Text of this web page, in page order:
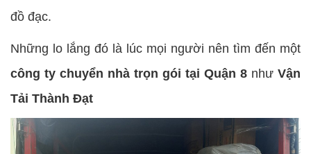
đồ đạc.
Những lo lắng đó là lúc mọi người nên tìm đến một
công ty chuyển nhà trọn gói tại Quận 8 như Vận
Tải Thành Đạt